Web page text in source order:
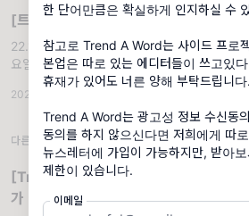
한 단어만큼은 확실하게 인지하실 수
참고로 Trend A Word는 사이드 프로
본업은 따로 있는 에디터들이 쓰고있
휴재가 있어도 너른 양해 부탁드립니다.
Trend A Word는 광고성 정보 수신동
동의를 하지 않으신다면 저희에게 따
뉴스레터에 가입이 가능하지만, 받아
제한이 있습니다.
이메일
[트렌드어워드 및 트렌드어워드+ 공지]
22.10.31 (월) - 22.11.06 (일). 안녕하세요
요일 참사로 희생되신 분들의 명복을 빌며,
에게 깊은 위로를 보냅니다. 저희는 매일 매
빠
2022.10.31
다른 뉴스레터
[Trend A Word #180] 나는... 맵찔이
가 아니야!!! 이 맵치광이들아!!!